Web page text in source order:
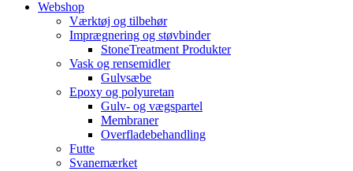
Webshop
Værktøj og tilbehør
Imprægnering og støvbinder
StoneTreatment Produkter
Vask og rensemidler
Gulvsæbe
Epoxy og polyuretan
Gulv- og vægspartel
Membraner
Overfladebehandling
Futte
Svanemærket